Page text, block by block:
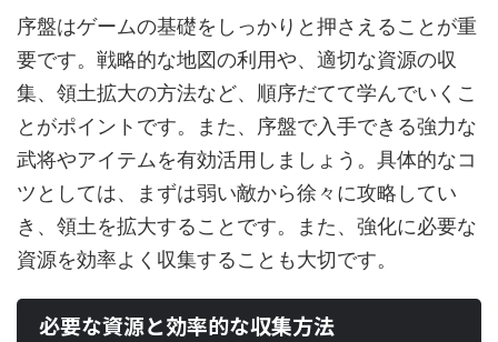
序盤はゲームの基礎をしっかりと押さえることが重
要です。戦略的な地図の利用や、適切な資源の収
集、領土拡大の方法など、順序だてて学んでいくこ
とがポイントです。また、序盤で入手できる強力な
武将やアイテムを有効活用しましょう。具体的なコ
ツとしては、まずは弱い敵から徐々に攻略してい
き、領土を拡大することです。また、強化に必要な
資源を効率よく収集することも大切です。
必要な資源と効率的な収集方法